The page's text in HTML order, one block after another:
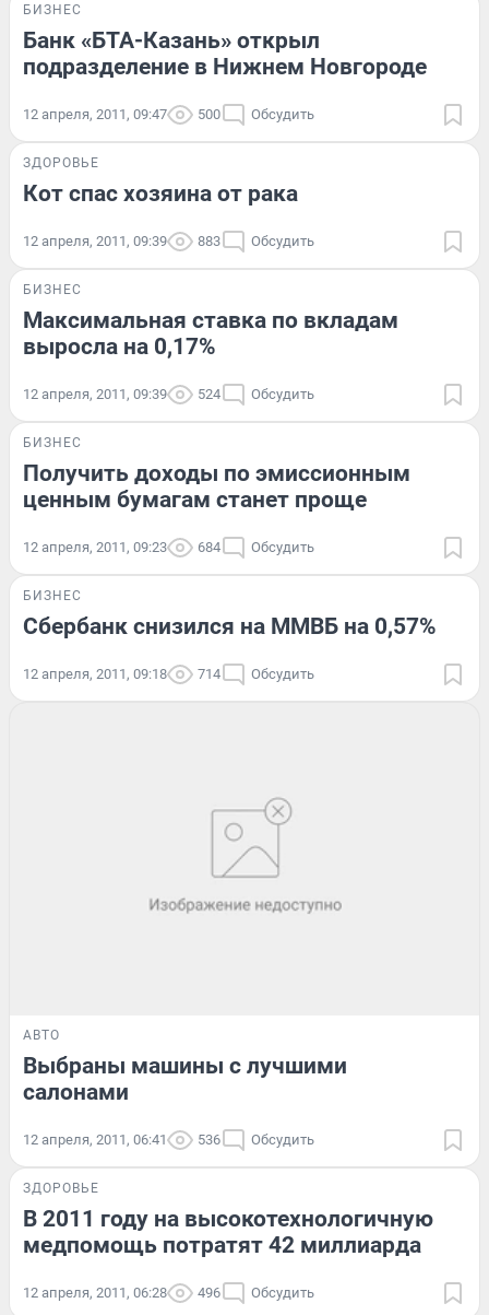
БИЗНЕС
Банк «БТА-Казань» открыл
подразделение в Нижнем Новгороде
12 апреля, 2011, 09:47 500 Обсудить
ЗДОРОВЬЕ
Кот спас хозяина от рака
12 апреля, 2011, 09:39 883 Обсудить
БИЗНЕС
Максимальная ставка по вкладам
выросла на 0,17%
12 апреля, 2011, 09:39 524 Обсудить
БИЗНЕС
Получить доходы по эмиссионным
ценным бумагам станет проще
12 апреля, 2011, 09:23 684 Обсудить
БИЗНЕС
Сбербанк снизился на ММВБ на 0,57%
12 апреля, 2011, 09:18 714 Обсудить
АВТО
Выбраны машины с лучшими
салонами
12 апреля, 2011, 06:41 536 Обсудить
ЗДОРОВЬЕ
В 2011 году на высокотехнологичную
медпомощь потратят 42 миллиарда
12 апреля, 2011, 06:28 496 Обсудить